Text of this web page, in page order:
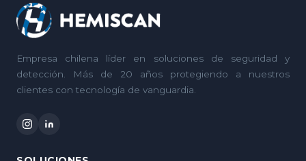
Empresa chilena líder en soluciones de seguridad y
detección. Más de 20 años protegiendo a nuestros
clientes con tecnología de vanguardia.